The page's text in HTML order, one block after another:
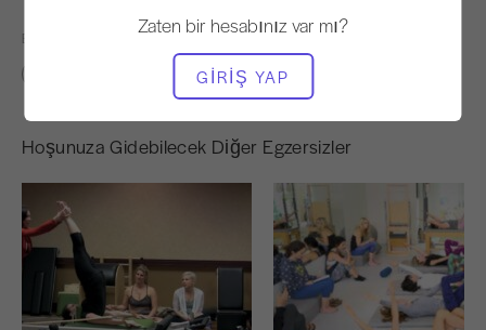
Zaten bir hesabınız var mı?
GIRIŞ YAP
BENZER SINIFLARI BULUN
Tüm Stüdyo
Hoşunuza Gidebilecek Diğer Egzersizler